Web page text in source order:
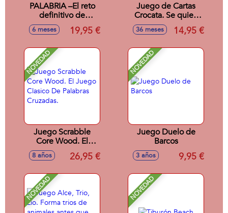
PALABRIA –El reto
definitivo de
palabras
6 meses 19,95 €
Juego de Cartas
Crocata. Se quien
obtenga más
putos!! Incluye 85
36 meses 14,95 €
NOVEDAD
Juego Scrabble
Core Wood. El
Juego Clasico De
Palabras Cruzadas.
8 años 26,95 €
NOVEDAD
Juego Duelo de
Barcos
3 años 9,95 €
NOVEDAD NOVEDAD